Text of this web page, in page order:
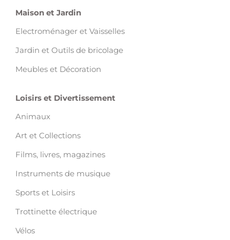
Maison et Jardin
Electroménager et Vaisselles
Jardin et Outils de bricolage
Meubles et Décoration
Loisirs et Divertissement
Animaux
Art et Collections
Films, livres, magazines
Instruments de musique
Sports et Loisirs
Trottinette électrique
Vélos